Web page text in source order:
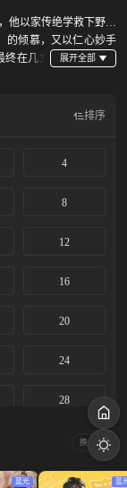
他以家传绝学救下野田
的倾慕，又以仁心妙手
在几女
排序
4
8
12
16
20
24
28
36
换一换
蓝光 蓝